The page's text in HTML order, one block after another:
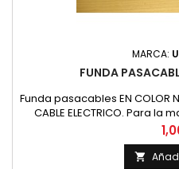
MARCA:
FUNDA
Funda pasacables EN COLOR
CABLE ELECTRICO. Para
Precio por metro
cesta de
